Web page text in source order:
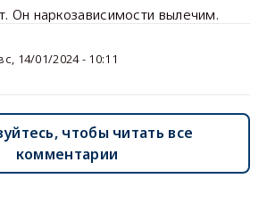
Он наркозависимости вылечим.
14/01/2024 - 10:11
чтобы читать все
комментарии